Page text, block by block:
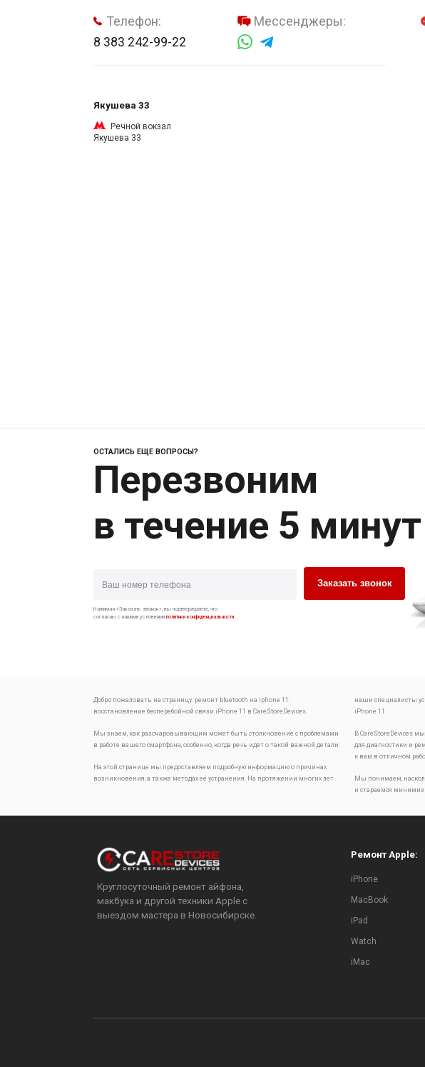
Телефон:
8 383 242-99-22
Мессенджеры:
Якушева 33
Речной вокзал
Якушева 33
ОСТАЛИСЬ ЕЩЕ ВОПРОСЫ?
Перезвоним
в течение 5 минут
Заказать звонок
Нажимая «Заказать звонок», вы подтверждаете, что
согласны с нашими условиямиполитики конфиденциальности.
Добро пожаловать на страницу: ремонт bluetooth на iphone 11:
восстановление бесперебойной связи iPhone 11 в CareStoreDevices.
Мы знаем, как разочаровывающим может быть столкновение с проблемами
в работе вашего смартфона, особенно, когда речь идет о такой важной детали.
На этой странице мы предоставляем подробную информацию о причинах
возникновения, а также методах её устранения. На протяжении многих лет
наши специалисты
iPhone 11.
В CareStoreDevices
для диагностики и
к вам в отличном
Мы понимаем,
и стараемся
Круглосуточный ремонт айфона,
макбука и другой техники Apple с
выездом мастера в Новосибирске.
Ремонт Apple:
iPhone
MacBook
iPad
Watch
iMac